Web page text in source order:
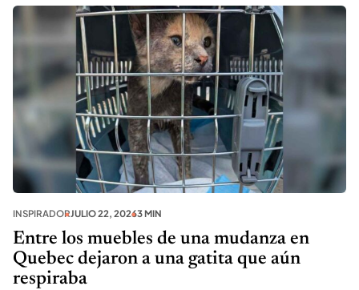
INSPIRADORJULIO 22, 20263 MIN
Entre los muebles de una mudanza en
Quebec dejaron a una gatita que aún
respiraba